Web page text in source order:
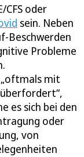
CFS oder
sein. Neben
Beschwerden
Probleme
mit
es sich bei den
oder
von